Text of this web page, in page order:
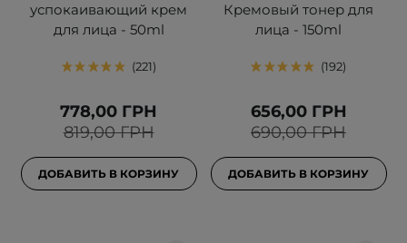
успокаивающий крем
для лица - 50ml
221
819,00 ГРН
778,00 ГРН
ДОБАВИТЬ В КОРЗИНУ
Кремовый тонер для
лица - 150ml
192
690,00 ГРН
656,00 ГРН
ДОБАВИТЬ В КОРЗИНУ